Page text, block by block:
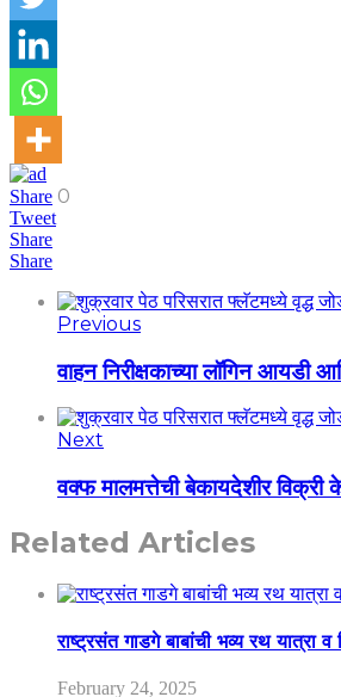
Share 0
Tweet
Share
Share
Previous
वाहन निरीक्षकाच्या लॉगिन
Next
वक्फ मालमत्तेची बेकायदेशीर विक्री
Related Articles
राष्ट्रसंत गाडगे बाबांची भव्य रथ
February 24, 2025